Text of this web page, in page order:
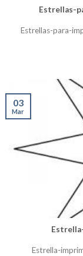
Estrellas-
Estrellas-para-
Estrella-
03
Mar